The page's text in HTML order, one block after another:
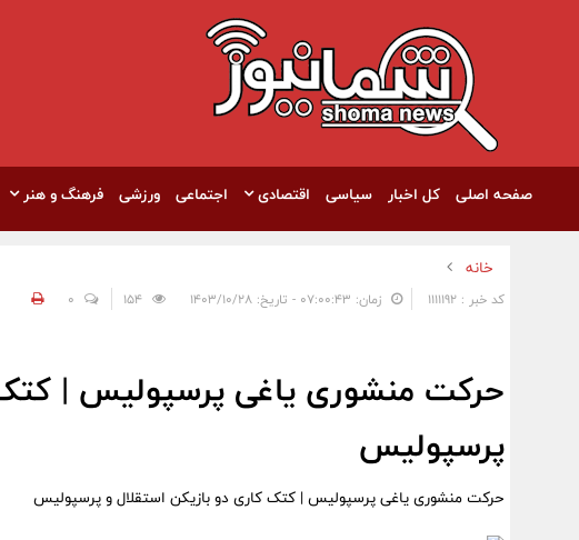
صفحه اصلی کل اخبار سیاسی اقتصادی اجتماعی ورزشی فرهنگ و هنر
خانه
کد خبر : 1111192 زمان: ۰۷:۰۰:۴۳ - تاریخ: ۱۴۰۳/۱۰/۲۸ 0
حرکت منشوری یاغی پرسپولیس | کتک
پرسپولیس
حرکت منشوری یاغی پرسپولیس | کتک کاری دو بازیکن استقلال و پرسپولیس